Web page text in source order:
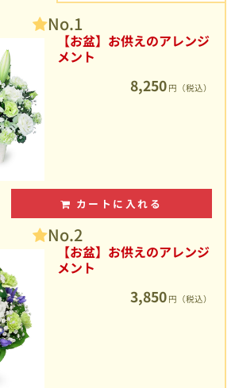
No.1
【お盆】お供えのアレンジ
メント
8,250 円（税込）
カートに入れる
No.2
【お盆】お供えのアレンジ
メント
3,850 円（税込）